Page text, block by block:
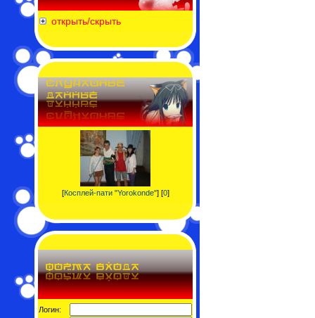
открыть/скрыть
[Косплей-пати "Yorokonde"] [0]
Логин: